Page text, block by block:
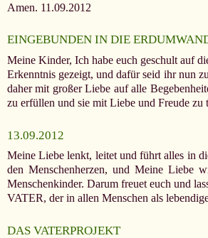
Amen. 11.09.2012
EINGEBUNDEN IN DIE
Meine Kinder, Ich habe euch geschult auf
Erkenntnis gezeigt, und dafür seid ihr nun
daher mit großer Liebe auf alle
zu erfüllen und sie mit Liebe und Freude
13.09.2012
Meine Liebe lenkt, leitet und führt alles in
den Menschenherzen, und Meine Liebe
Menschenkinder. Darum freuet euch und
VATER, der in allen Menschen als
DAS VATERPROJEKT